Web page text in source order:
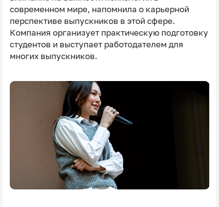
современном мире, напомнила о карьерной
перспективе выпускников в этой сфере.
Компания организует практическую подготовку
студентов и выступает работодателем для
многих выпускников.